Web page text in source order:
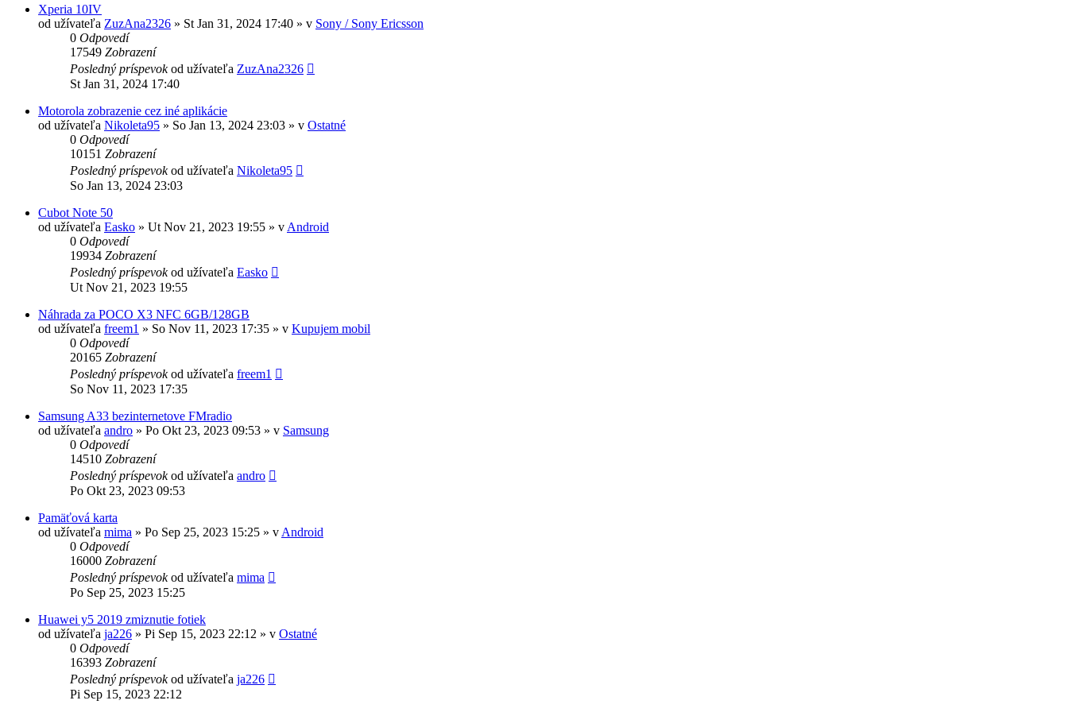
Xperia 10IV
od užívateľa ZuzAna2326 » St Jan 31, 2024 17:40 » v Sony / Sony Ericsson
0 Odpovedí
17549 Zobrazení
Posledný príspevokod užívateľa ZuzAna2326
St Jan 31, 2024 17:40
Motorola zobrazenie cez iné aplikácie
od užívateľa Nikoleta95 » So Jan 13, 2024 23:03 » v Ostatné
0 Odpovedí
10151 Zobrazení
Posledný príspevokod užívateľa Nikoleta95
So Jan 13, 2024 23:03
Cubot Note 50
od užívateľa Easko » Ut Nov 21, 2023 19:55 » v Android
0 Odpovedí
19934 Zobrazení
Posledný príspevokod užívateľa Easko
Ut Nov 21, 2023 19:55
Náhrada za POCO X3 NFC 6GB/128GB
od užívateľa freem1 » So Nov 11, 2023 17:35 » v Kupujem mobil
0 Odpovedí
20165 Zobrazení
Posledný príspevokod užívateľa freem1
So Nov 11, 2023 17:35
Samsung A33 bezinternetove FMradio
od užívateľa andro » Po Okt 23, 2023 09:53 » v Samsung
0 Odpovedí
14510 Zobrazení
Posledný príspevokod užívateľa andro
Po Okt 23, 2023 09:53
Pamäťová karta
od užívateľa mima » Po Sep 25, 2023 15:25 » v Android
0 Odpovedí
16000 Zobrazení
Posledný príspevokod užívateľa mima
Po Sep 25, 2023 15:25
Huawei y5 2019 zmiznutie fotiek
od užívateľa ja226 » Pi Sep 15, 2023 22:12 » v Ostatné
0 Odpovedí
16393 Zobrazení
Posledný príspevokod užívateľa ja226
Pi Sep 15, 2023 22:12